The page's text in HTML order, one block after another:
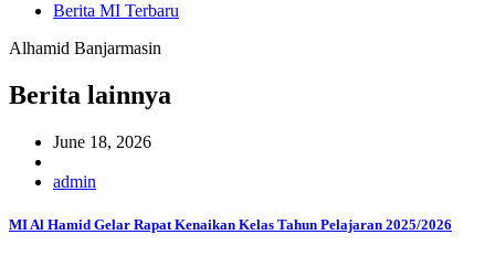
Berita MI Terbaru
Alhamid Banjarmasin
Berita lainnya
June 18, 2026
admin
MI Al Hamid Gelar Rapat Kenaikan Kelas Tahun Pelajaran 2025/2026